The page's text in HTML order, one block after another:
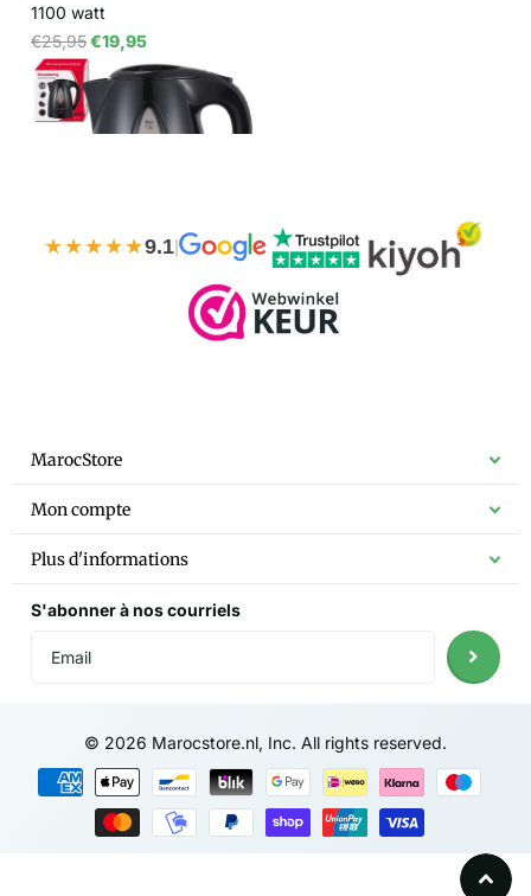
1100 watt
€25,95€19,95
★★★★★9.1 |
MarocStore
Mon compte
Plus d'informations
S'abonner à nos courriels
© 2026 Marocstore.nl, Inc. All rights reserved.